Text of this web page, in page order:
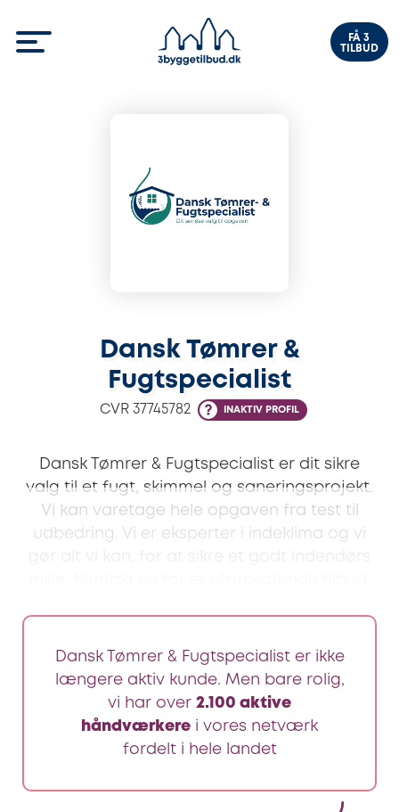
FÅ 3
TILBUD
Dansk Tømrer &
Fugtspecialist
CVR 37745782 INAKTIV PROFIL
Dansk Tømrer & Fugtspecialist er dit sikre
valg til et fugt, skimmel og saneringsprojekt.
Vi kan varetage hele opgaven fra test til
udbedring. Vi er eksperter i indeklima og vi
Dansk Tømrer & Fugtspecialist er ikke
længere aktiv kunde. Men bare rolig,
vi har over 2.100 aktive
håndværkere i vores netværk
fordelt i hele landet